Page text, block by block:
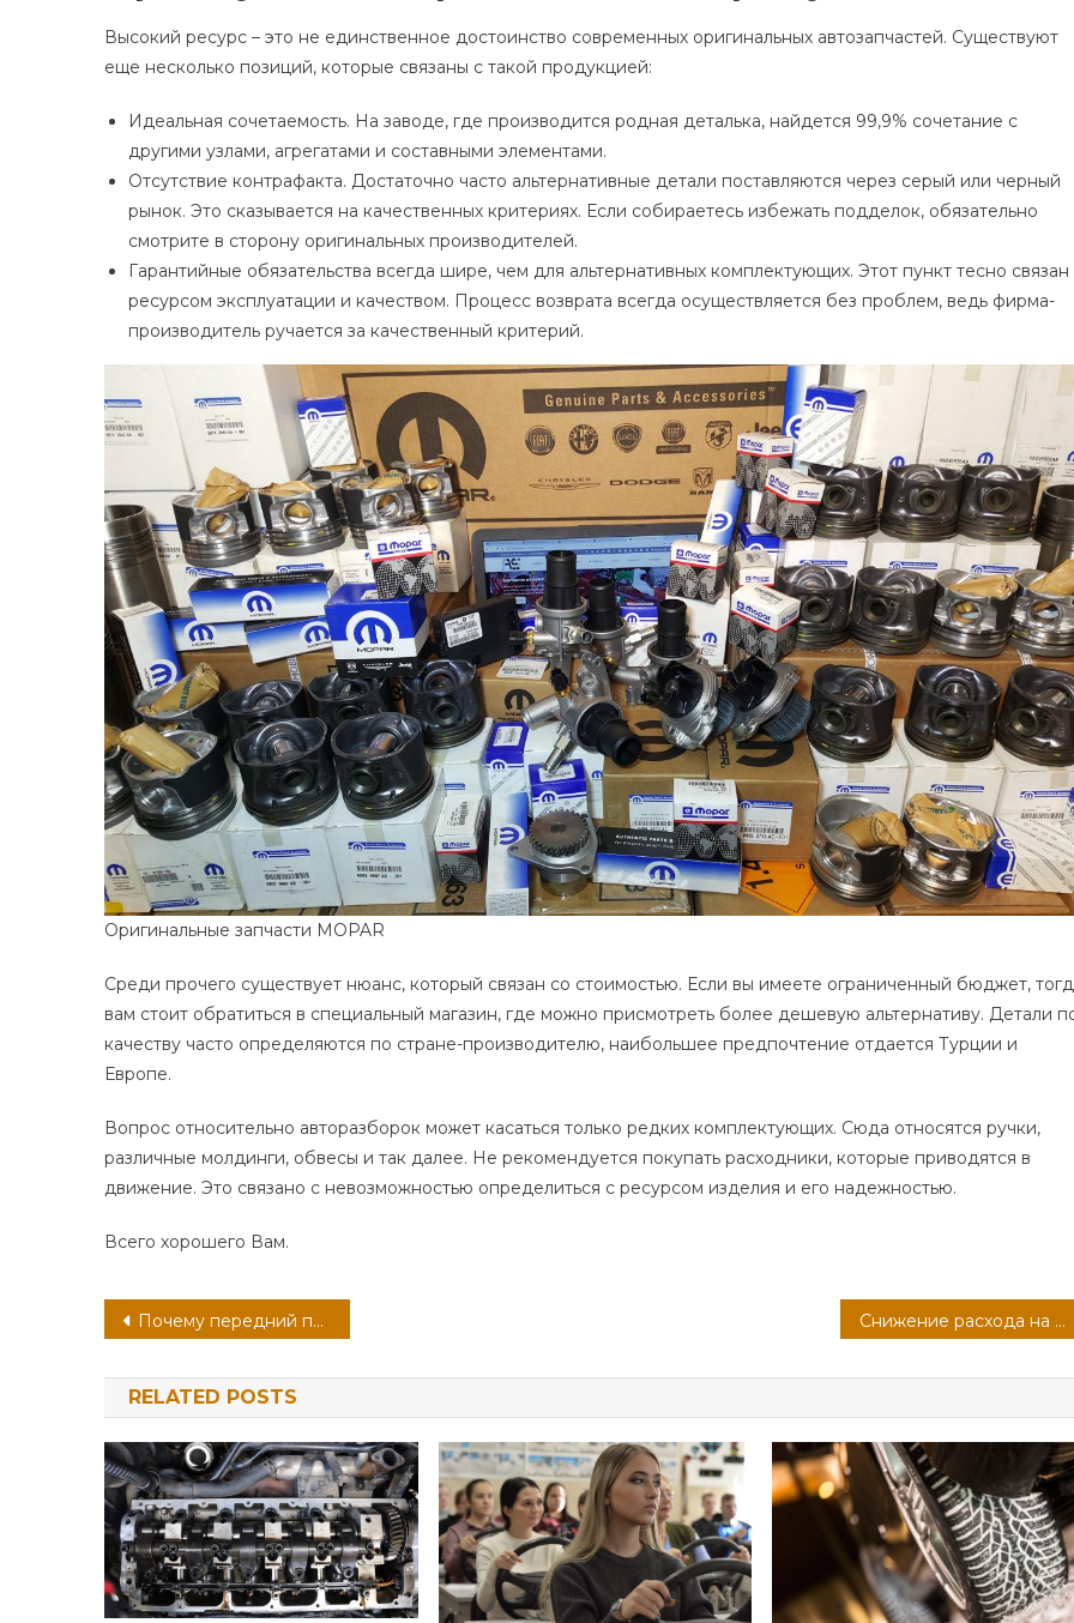
Высокий ресурс – это не единственное достоинство современных оригинальных автозапчастей. Существуют
еще несколько позиций, которые связаны с такой продукцией:
Идеальная сочетаемость. На заводе, где производится родная деталька, найдется 99,9% сочетание с
другими узлами, агрегатами и составными элементами.
Отсутствие контрафакта. Достаточно часто альтернативные детали поставляются через серый или черный
рынок. Это сказывается на качественных критериях. Если собираетесь избежать подделок, обязательно
смотрите в сторону оригинальных производителей.
Гарантийные обязательства всегда шире, чем для альтернативных комплектующих. Этот пункт тесно связан
ресурсом эксплуатации и качеством. Процесс возврата всегда осуществляется без проблем, ведь фирма-
производитель ручается за качественный критерий.
Оригинальные запчасти MOPAR
Среди прочего существует нюанс, который связан со стоимостью. Если вы имеете ограниченный бюджет,
вам стоит обратиться в специальный магазин, где можно присмотреть более дешевую альтернативу. Детали
качеству часто определяются по стране-производителю, наибольшее предпочтение отдается Турции и
Европе.
Вопрос относительно авторазборок может касаться только редких комплектующих. Сюда относятся ручки,
различные молдинги, обвесы и так далее. Не рекомендуется покупать расходники, которые приводятся в
движение. Это связано с невозможностью определиться с ресурсом изделия и его надежностью.
Всего хорошего Вам.
Навигация
по
записям
Почему передний привод лучше заднего: 7 веских аргументов Снижение расхода на низких оборотах: плохие решения экономии
RELATED POSTS